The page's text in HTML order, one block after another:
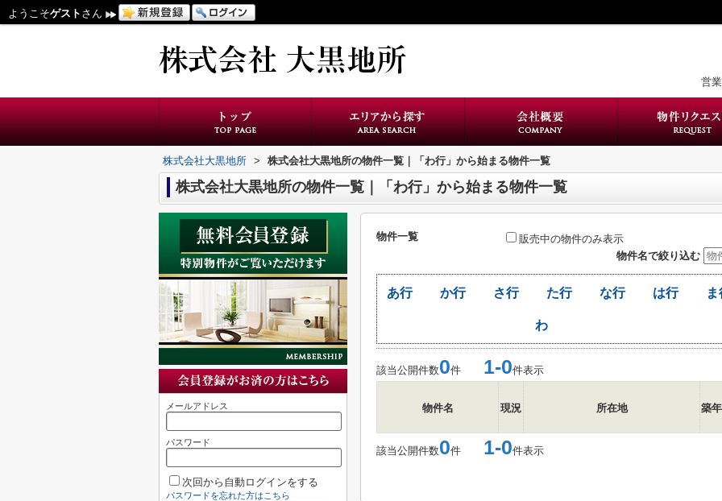
ようこそゲスト さん
営
株式会社大黒地所 > 株式会社大黒地所の物件一覧｜「わ行」から始まる物件一覧
株式会社大黒地所の物件一覧｜「わ行」から始まる物件一覧
物件一覧
販売中の物件のみ表示
物件名で絞り込む
あ行 か行 さ行 た行 な行 は行
わ
該当公開件数0件 1-0件表示
物件名 現況 所在地 築
該当公開件数0件 1-0件表示
メールアドレス
パスワード
次回から自動ログインをする
パスワードを忘れた方はこちら